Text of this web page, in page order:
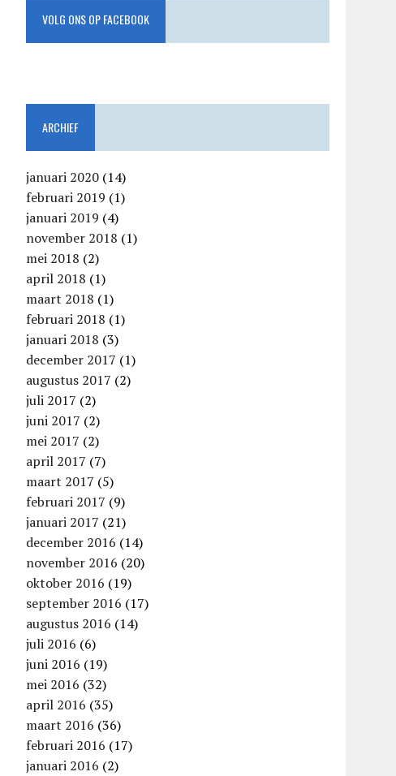
VOLG ONS OP FACEBOOK
ARCHIEF
januari 2020 (14)
februari 2019 (1)
januari 2019 (4)
november 2018 (1)
mei 2018 (2)
april 2018 (1)
maart 2018 (1)
februari 2018 (1)
januari 2018 (3)
december 2017 (1)
augustus 2017 (2)
juli 2017 (2)
juni 2017 (2)
mei 2017 (2)
april 2017 (7)
maart 2017 (5)
februari 2017 (9)
januari 2017 (21)
december 2016 (14)
november 2016 (20)
oktober 2016 (19)
september 2016 (17)
augustus 2016 (14)
juli 2016 (6)
juni 2016 (19)
mei 2016 (32)
april 2016 (35)
maart 2016 (36)
februari 2016 (17)
januari 2016 (2)